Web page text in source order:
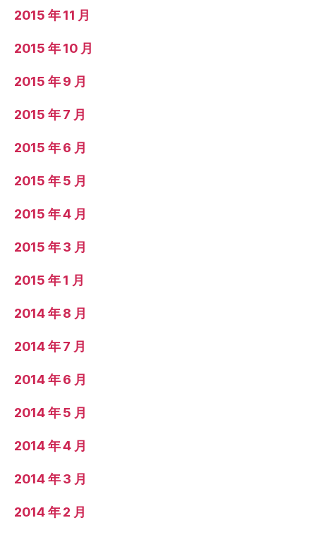
2015 年 11 月
2015 年 10 月
2015 年 9 月
2015 年 7 月
2015 年 6 月
2015 年 5 月
2015 年 4 月
2015 年 3 月
2015 年 1 月
2014 年 8 月
2014 年 7 月
2014 年 6 月
2014 年 5 月
2014 年 4 月
2014 年 3 月
2014 年 2 月